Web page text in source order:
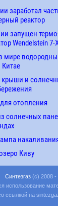
заработал
реактор
запущен
Wendelstein 7-
мире
и
отопления
солнечных
Киву
Синтезгаз(c) 2008 -
использование
ссылкой на